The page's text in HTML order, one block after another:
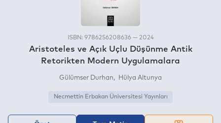
ISBN: 9786256208636 — 2024
Aristoteles ve Açık Uçlu Düşünme Antik
Retorikten Modern Uygulamalara
Gülümser Durhan Hülya Altunya
Necmettin Erbakan Üniversitesi Yayınları